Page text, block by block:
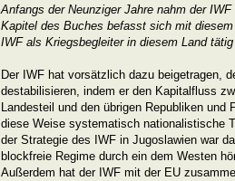
Anfangs der Neunziger Jahre nahm der
Kapitel des Buches befasst sich mit
IWF als Kriegsbegleiter in diesem Land
Der IWF hat vorsätzlich dazu beigetragen,
destabilisieren, indem er den Kapitalfluss
Landesteil und den übrigen Republiken und
diese Weise systematisch nationalistische
der Strategie des IWF in Jugoslawien war
blockfreie Regime durch ein dem Westen
Außerdem hat der IWF mit der EU